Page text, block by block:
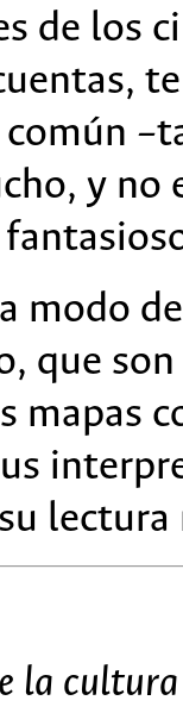
de los
y
modo
que
mapas
lectura
la cultura